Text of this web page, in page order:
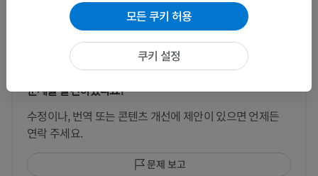
문제를 발견하셨나요?
수정이나, 번역 또는 콘텐츠 개선에 제안이 있으면 언제든
연락 주세요.
문제 보고
모든 쿠키 허용
쿠키 설정